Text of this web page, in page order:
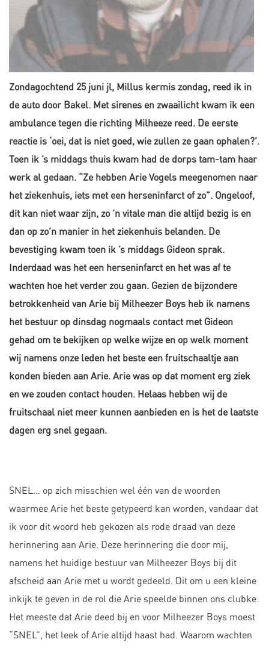
Zondagochtend 25 juni jl, Millus kermis zondag, reed ik in
de auto door Bakel. Met sirenes en zwaailicht kwam ik een
ambulance tegen die richting Milheeze reed. De eerste
reactie is ‘oei, dat is niet goed, wie zullen ze gaan ophalen?’.
Toen ik ’s middags thuis kwam had de dorps tam-tam haar
werk al gedaan. “Ze hebben Arie Vogels meegenomen naar
het ziekenhuis, iets met een herseninfarct of zo”. Ongeloof,
dit kan niet waar zijn, zo ’n vitale man die altijd bezig is en
dan op zo’n manier in het ziekenhuis belanden. De
bevestiging kwam toen ik ’s middags Gideon sprak.
Inderdaad was het een herseninfarct en het was af te
wachten hoe het verder zou gaan. Gezien de bijzondere
betrokkenheid van Arie bij Milheezer Boys heb ik namens
het bestuur op dinsdag nogmaals contact met Gideon
gehad om te bekijken op welke wijze en op welk moment
wij namens onze leden het beste een fruitschaaltje aan
konden bieden aan Arie. Arie was op dat moment erg ziek
en we zouden contact houden. Helaas hebben wij de
fruitschaal niet meer kunnen aanbieden en is het de laatste
dagen erg snel gegaan.
SNEL… op zich misschien wel één van de woorden
waarmee Arie het beste getypeerd kan worden, vandaar dat
ik voor dit woord heb gekozen als rode draad van deze
herinnering aan Arie. Deze herinnering die door mij,
namens het huidige bestuur van Milheezer Boys bij dit
afscheid aan Arie met u wordt gedeeld. Dit om u een kleine
inkijk te geven in de rol die Arie speelde binnen ons clubke.
Het meeste dat Arie deed bij en voor Milheezer Boys moest
“SNEL”, het leek of Arie altijd haast had. Waarom wachten